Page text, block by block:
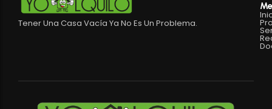
Tener Una Casa Vacía Ya No Es Un Problema.